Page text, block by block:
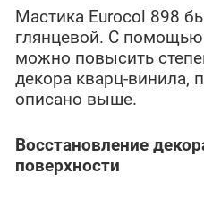
Мастика Eurocol 898
глянцевой. С помощью
можно повысить
декора кварц-винила,
описано выше.
Восстановление
поверхности